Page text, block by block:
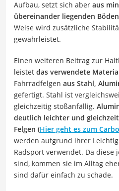
Aufbau, setzt sich aber aus
übereinander liegenden Böden
Weise wird zusätzliche
gewährleistet.
Einen weiteren Beitrag zur
leistet das verwendete
Fahrradfelgen aus Stahl,
gefertigt. Stahl ist
gleichzeitig stoßanfällig.
deutlich leichter und
Felgen (Hier geht es zum
werden aufgrund ihrer
Radsport verwendet. Da diese
sind, kommen sie im Alltag
sind dafür einfach zu schade.